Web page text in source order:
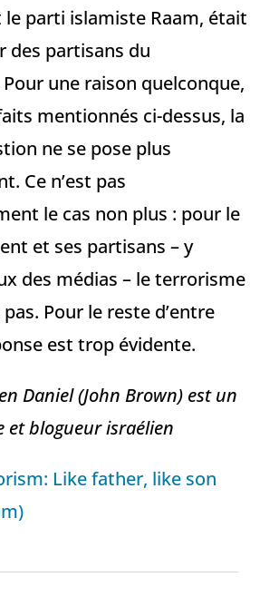
parti islamiste Raam, était
des partisans du
une raison quelconque,
mentionnés ci-dessus, la
ne se pose plus
Ce n’est pas
le cas non plus : pour le
et ses partisans – y
des médias – le terrorisme
Pour le reste d’entre
est trop évidente.
Daniel (John Brown) est un
et blogueur israélien
Like father, like son